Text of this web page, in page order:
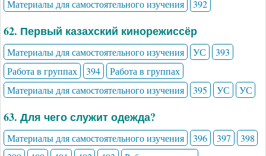
Материалы для самостоятельного изучения
392
62. Первый казахский кинорежиссёр
Материалы для самостоятельного изучения УС
393
Работа в группах
394
Работа в группах
Материалы для самостоятельного изучения
395 УС УС
63. Для чего служит одежда?
Материалы для самостоятельного изучения 396 397
398